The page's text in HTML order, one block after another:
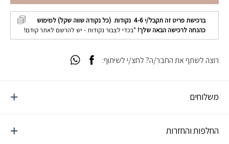
ברכישת פריט זה תקבל/י 4-6 נקודות (כל נקודה שווה שקל) למימוש
כהנחה לרכישה הבאה שלך! *בכדי לצבור נקודות - יש להרשם לאתר קודם!
משלוחים
החלפות והחזרות
רוצה לשתף את החבר/ה? לחצ/י לשיתוף: